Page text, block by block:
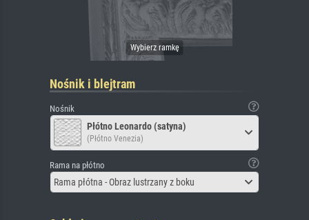
Nośnik i blejtram
Nośnik
Płótno Leonardo (satyna)
(Płótno Venezia)
Rama na płótno
Rama płótna - Obraz lustrzany z boku